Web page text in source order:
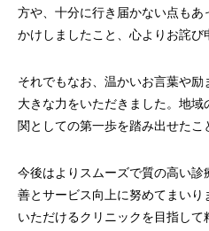
方や、十分に行き届かない点も
かけしましたこと、心よりお詫び
それでもなお、温かいお言葉や
大きな力をいただきました。地
関としての第一歩を踏み出せたこ
今後はよりスムーズで質の高い
善とサービス向上に努めてまい
いただけるクリニックを目指して